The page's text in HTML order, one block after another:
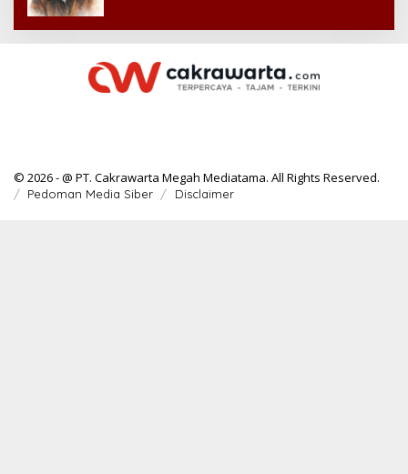
© 2026 - @ PT. Cakrawarta Megah Mediatama. All Rights Reserved.
Pedoman Media Siber Disclaimer